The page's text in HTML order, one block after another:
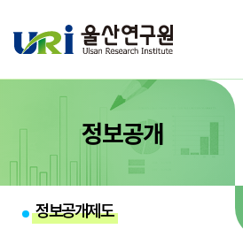
정보공개
정보공개제도